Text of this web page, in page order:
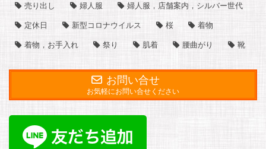
売り出し 婦人服 婦人服，店舗案内，シルバー世代
定休日 新型コロナウイルス 桜 着物
着物，お手入れ 祭り 肌着 腰曲がり 靴
お問い合せ
お気軽にお問い合せください